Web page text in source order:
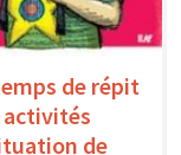
de répit
activités
de